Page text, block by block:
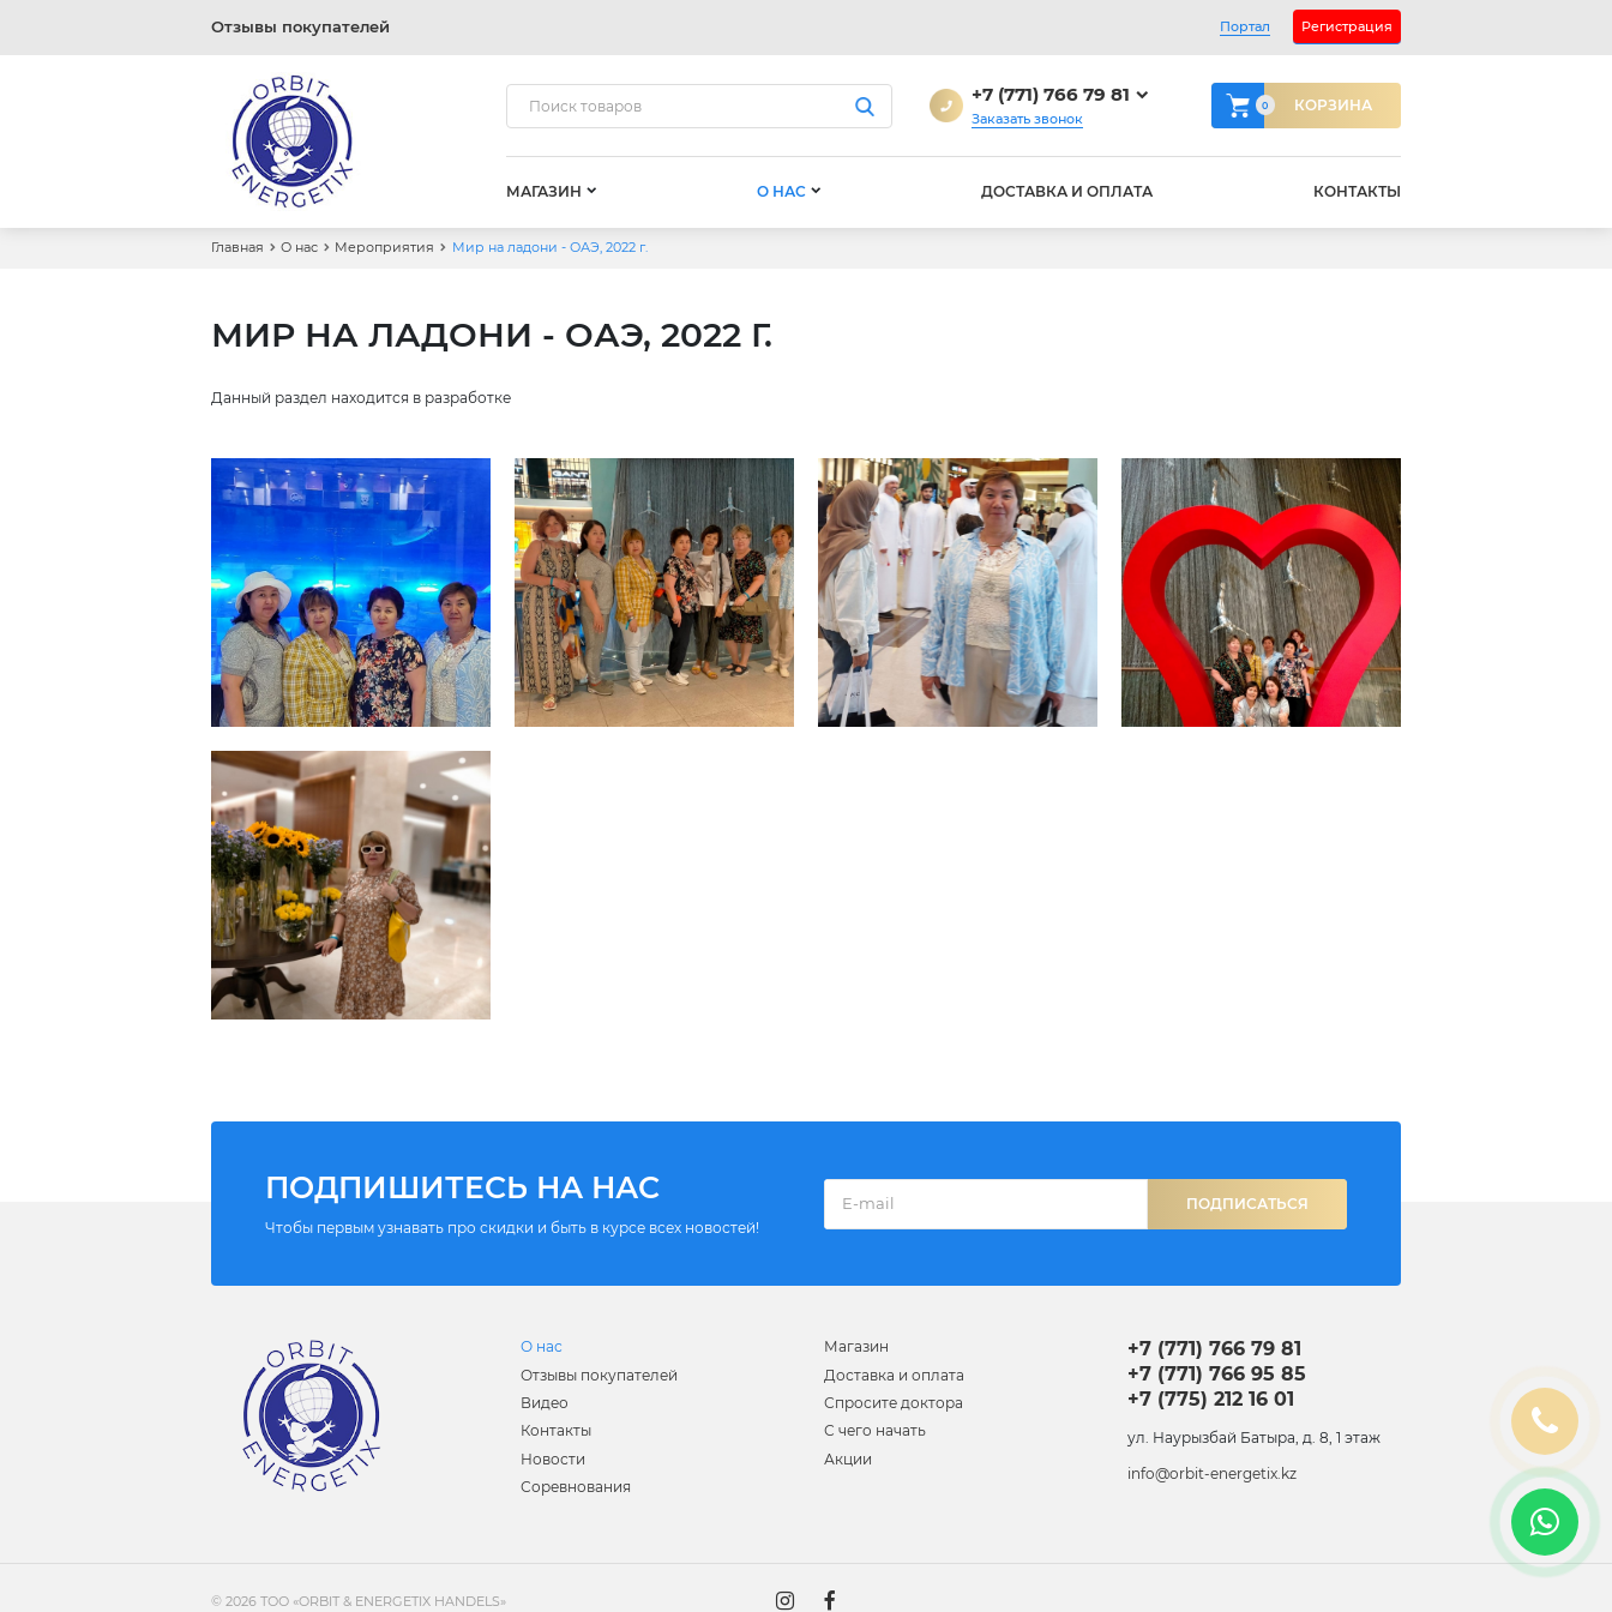
Отзывы покупателей Портал Регистрация
+7 (771) 766 79 81
Заказать звонок
0 КОРЗИНА
МАГАЗИН О НАС ДОСТАВКА И ОПЛАТА КОНТАКТЫ
Главная О нас Мероприятия Мир на ладони - ОАЭ, 2022 г.
МИР НА ЛАДОНИ - ОАЭ, 2022 Г.
Данный раздел находится в разработке
ПОДПИШИТЕСЬ НА НАС
Чтобы первым узнавать про скидки и быть в курсе всех новостей!
ПОДПИСАТЬСЯ
О нас
Отзывы покупателей
Видео
Контакты
Новости
Соревнования
Магазин
Доставка и оплата
Спросите доктора
С чего начать
Акции
+7 (771) 766 79 81
+7 (771) 766 95 85
+7 (775) 212 16 01
ул. Наурызбай Батыра, д. 8, 1 этаж
info@orbit-energetix.kz
© 2026 ТОО «ORBIT & ENERGETIX HANDELS»